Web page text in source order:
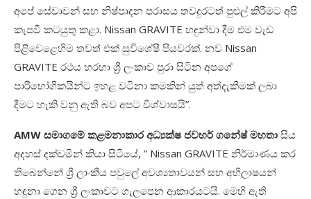
අපේ සේවාවන් සහ නිෂ්පාදන පරාසය තවදුරටත් පුළුල් කිරීමට අපි
කැපවී කටයුතු කළා. Nissan GRAVITE හඳුන්වා දීම එම වැඩ
පිළිවෙළෙහිම තවත් එක් සුවිශේෂී පියවරක්. නව Nissan
GRAVITE රථය හරහා ශ්‍රී ලංකාව පුරා සිටින අපගේ
පාරිභෝගිකයින්ට ඉහළ වටිනා කමකින් යුත් අත්දැකීමක් ලබා
දීමට හැකි වනු ඇති බව අපට විශ්වාසයි”.
AMW සමාගමේ කළමනාකාර අධ්‍යක්ෂ ජවහර් ගනේෂ් මහතා සිය
අදහස් දක්වමින් කියා සිටියේ, ” Nissan GRAVITE නිර්මාණය කර
තිබෙන්නේ ශ්‍රී ලාංකීය පවුලේ අවශ්‍යතාවයන් සහ අභිලාෂයන්
හඳුනා ගෙන ශ්‍රී ලංකාවට ගැලපෙන ආකාරයටයි. මෙහි ඇති